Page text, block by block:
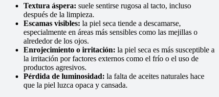
Textura áspera: suele sentirse rugosa al tacto, incluso
después de la limpieza.
Escamas visibles: la piel seca tiende a descamarse,
especialmente en áreas más sensibles como las mejillas o
alrededor de los ojos.
Enrojecimiento o irritación: la piel seca es más susceptible a
la irritación por factores externos como el frío o el uso de
productos agresivos.
Pérdida de luminosidad: la falta de aceites naturales hace
que la piel luzca opaca y cansada.